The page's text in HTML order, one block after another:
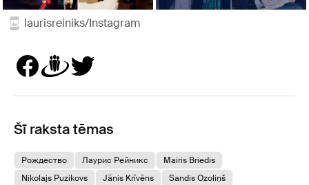
laurisreiniks/Instagram
Šī raksta tēmas
Рождество Лаурис Рейникс
Mairis Briedis
Nikolajs Puzikovs
Jānis Krīvēns
Sandis Ozoliņš